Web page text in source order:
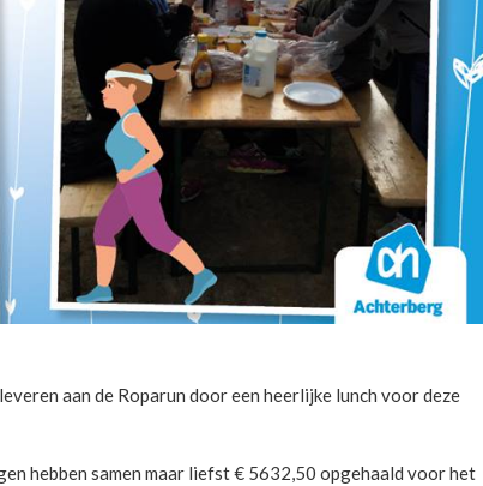
aan de Roparun door een heerlijke lunch voor deze
hebben samen maar liefst € 5632,50 opgehaald voor het